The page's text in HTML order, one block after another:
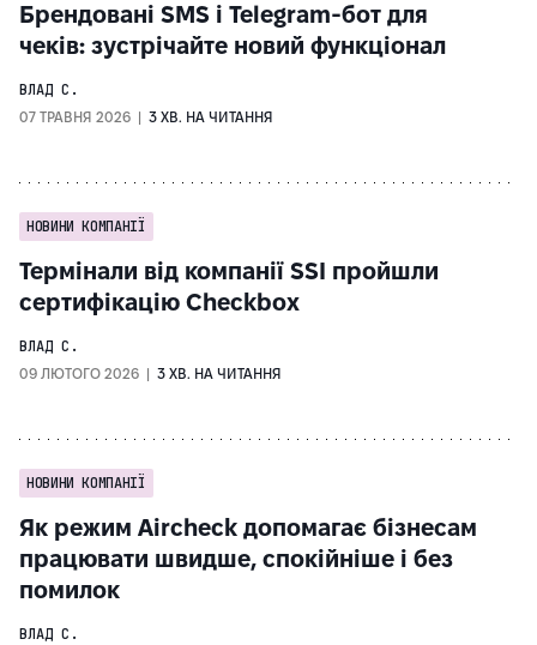
Брендовані SMS і Telegram-бот для
чеків: зустрічайте новий функціонал
ВЛАД С.
07 ТРАВНЯ 2026 | 3 ХВ. НА ЧИТАННЯ
НОВИНИ КОМПАНІЇ
Термінали від компанії SSI пройшли
сертифікацію Checkbox
ВЛАД С.
09 ЛЮТОГО 2026 | 3 ХВ. НА ЧИТАННЯ
НОВИНИ КОМПАНІЇ
Як режим Aircheck допомагає бізнесам
працювати швидше, спокійніше і без
помилок
ВЛАД С.